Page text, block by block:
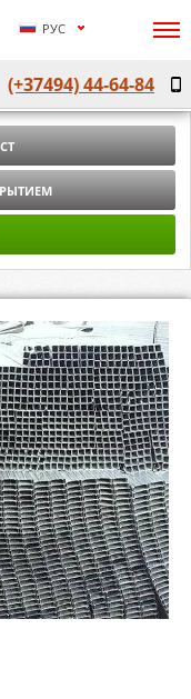
РУС
ՀԱՅ
ENG
(+37494) 44-64-84